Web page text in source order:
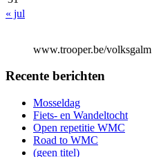
« jul
www.trooper.be/volksgalm
Recente berichten
Mosseldag
Fiets- en Wandeltocht
Open repetitie WMC
Road to WMC
(geen titel)